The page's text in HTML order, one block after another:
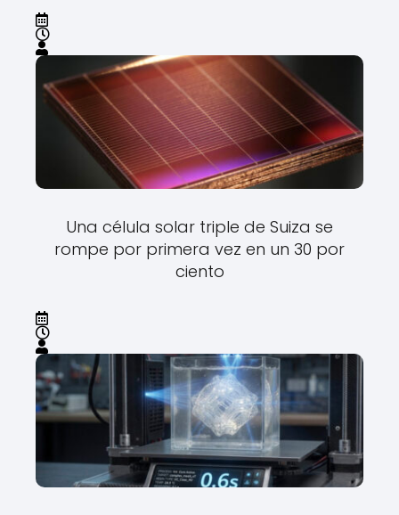
Una célula solar triple de Suiza se
rompe por primera vez en un 30 por
ciento